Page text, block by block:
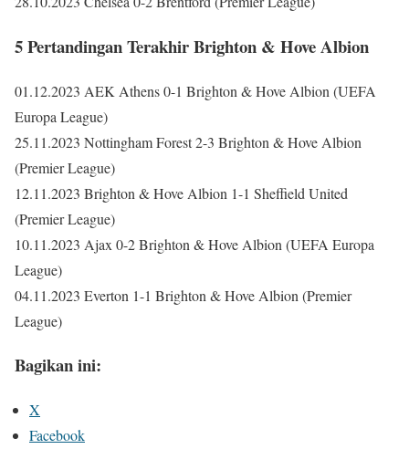
5 Pertandingan Terakhir Brighton & Hove Albion
01.12.2023 AEK Athens 0-1 Brighton & Hove Albion (UEFA
Europa League)
25.11.2023 Nottingham Forest 2-3 Brighton & Hove Albion
(Premier League)
12.11.2023 Brighton & Hove Albion 1-1 Sheffield United
(Premier League)
10.11.2023 Ajax 0-2 Brighton & Hove Albion (UEFA Europa
League)
04.11.2023 Everton 1-1 Brighton & Hove Albion (Premier
League)
Bagikan ini:
X
Facebook